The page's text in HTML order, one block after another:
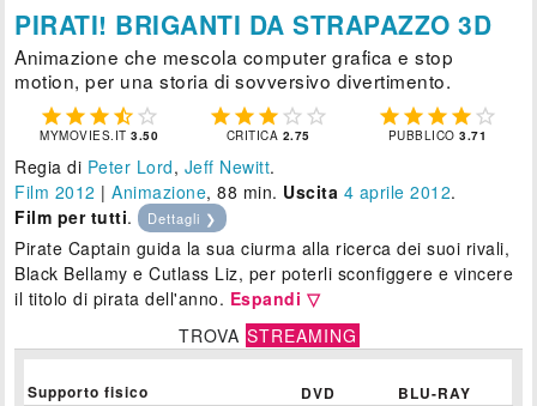
PIRATI! BRIGANTI DA STRAPAZZO 3D
Animazione che mescola computer grafica e stop
motion, per una storia di sovversivo divertimento.
    
MYMOVIES.IT3.50
    
CRITICA 2.75
    
PUBBLICO3.71
Regia di Peter Lord, Jeff Newitt.
Film 2012 |Animazione, 88 min. Uscita 4 aprile 2012.
Film per tutti. Dettagli ❯
Pirate Captain guida la sua ciurma alla ricerca dei suoi rivali,
Black Bellamy e Cutlass Liz, per poterli sconfiggere e vincere
il titolo di pirata dell'anno. Espandi ▽
TROVA STREAMING
Supporto fisico DVD BLU-RAY